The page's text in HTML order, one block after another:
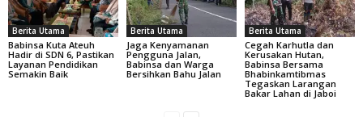
Berita Utama
Babinsa Kuta Ateuh
Hadir di SDN 6, Pastikan
Layanan Pendidikan
Semakin Baik
Berita Utama
Jaga Kenyamanan
Pengguna Jalan,
Babinsa dan Warga
Bersihkan Bahu Jalan
Berita Utama
Cegah Karhutla dan
Kerusakan Hutan,
Babinsa Bersama
Bhabinkamtibmas
Tegaskan Larangan
Bakar Lahan di Jaboi